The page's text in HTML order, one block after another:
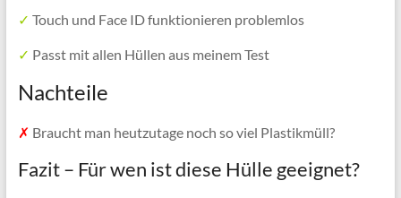
✓ Touch und Face ID funktionieren problemlos
✓ Passt mit allen Hüllen aus meinem Test
Nachteile
✗ Braucht man heutzutage noch so viel Plastikmüll?
Fazit – Für wen ist diese Hülle geeignet?